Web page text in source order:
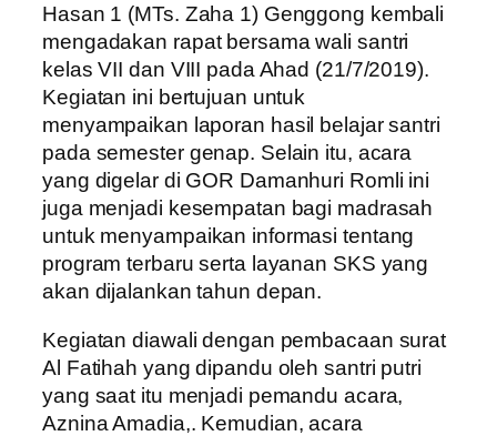
Hasan 1 (MTs. Zaha 1) Genggong kembali
mengadakan rapat bersama wali santri
kelas VII dan VIII pada Ahad (21/7/2019).
Kegiatan ini bertujuan untuk
menyampaikan laporan hasil belajar santri
pada semester genap. Selain itu, acara
yang digelar di GOR Damanhuri Romli ini
juga menjadi kesempatan bagi madrasah
untuk menyampaikan informasi tentang
program terbaru serta layanan SKS yang
akan dijalankan tahun depan.
Kegiatan diawali dengan pembacaan surat
Al Fatihah yang dipandu oleh santri putri
yang saat itu menjadi pemandu acara,
Aznina Amadia,. Kemudian, acara